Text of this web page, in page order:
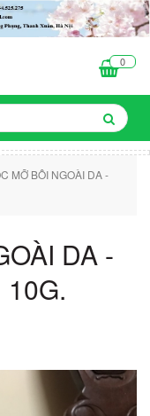
0
MỠ BÔI NGOÀI DA -
DA -
10G.